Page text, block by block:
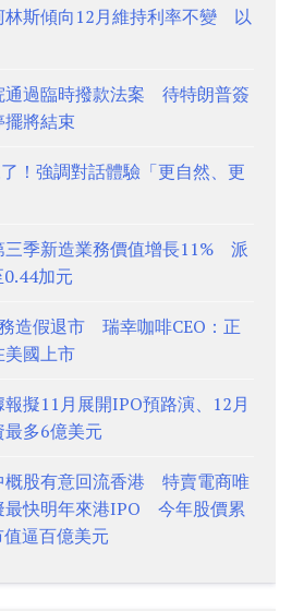
林斯傾向12月維持利率不變 以
通過臨時撥款法案 待特朗普簽
將結束
！強調對話體驗「更自然、更
三季新造業務價值增長11% 派
加元
造假退市 瑞幸咖啡CEO：正
美國上市
擬11月展開IPO預路演、12月
多6億美元
概股有意回流香港 特賣電商唯
最快明年來港IPO 今年股價累
逼百億美元